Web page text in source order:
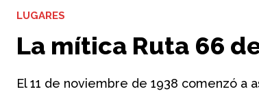
LUGARES
La mítica Ruta 66
El 11 de noviembre de 1938 comenzó a